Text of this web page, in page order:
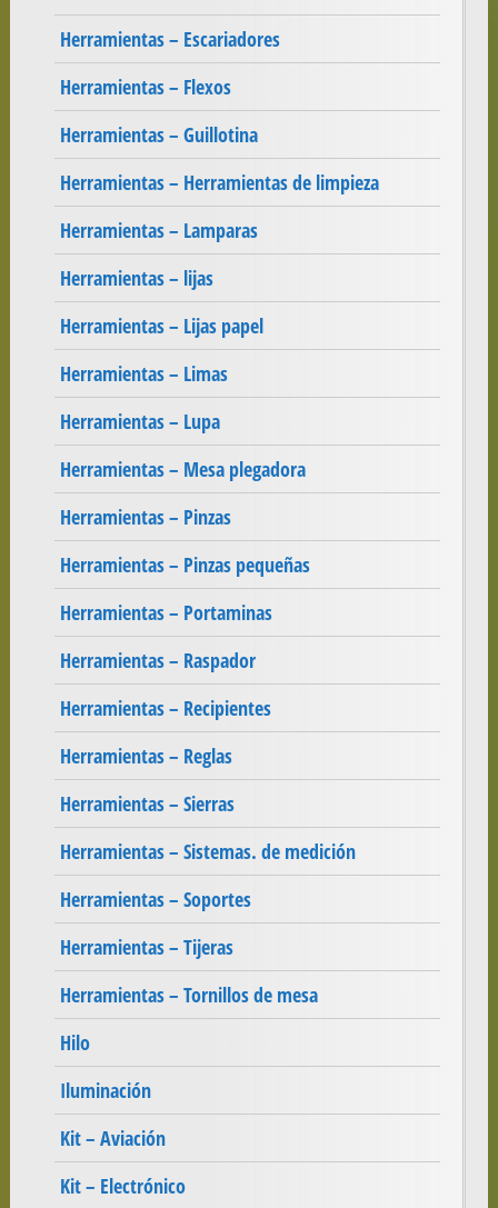
Herramientas – Escariadores
Herramientas – Flexos
Herramientas – Guillotina
Herramientas – Herramientas de limpieza
Herramientas – Lamparas
Herramientas – lijas
Herramientas – Lijas papel
Herramientas – Limas
Herramientas – Lupa
Herramientas – Mesa plegadora
Herramientas – Pinzas
Herramientas – Pinzas pequeñas
Herramientas – Portaminas
Herramientas – Raspador
Herramientas – Recipientes
Herramientas – Reglas
Herramientas – Sierras
Herramientas – Sistemas. de medición
Herramientas – Soportes
Herramientas – Tijeras
Herramientas – Tornillos de mesa
Hilo
Iluminación
Kit – Aviación
Kit – Electrónico